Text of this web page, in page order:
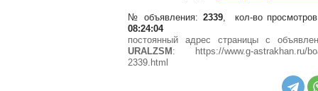
№ объявления: 2339, кол-во просмотров
08:24:04
постоянный адрес страницы с
URALZSM : https://www.g-astrakhan.ru/
2339.html